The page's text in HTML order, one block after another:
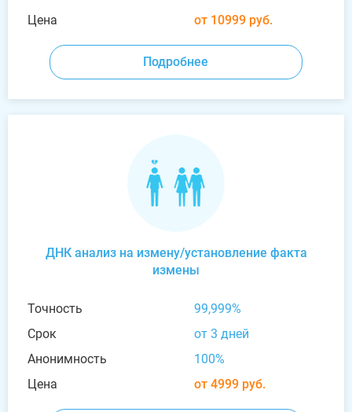
Цена
от 10999 руб.
Подробнее
ДНК анализ на измену/установление факта
измены
Точность
99,999%
Срок
от 3 дней
Анонимность
100%
Цена
от 4999 руб.